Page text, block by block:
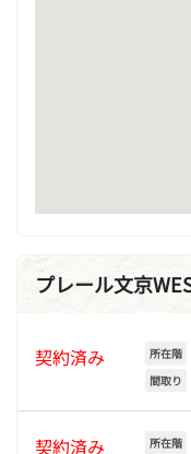
プレール文京
契約済み 所在階
間取り
契約済み 所在階